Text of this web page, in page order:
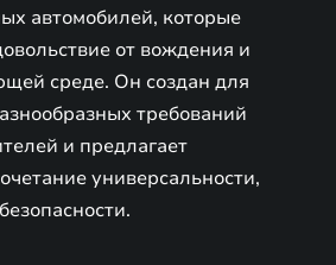
автомобилей, которые
от вождения и
среде. Он создан для
требований
и предлагает
универсальности,